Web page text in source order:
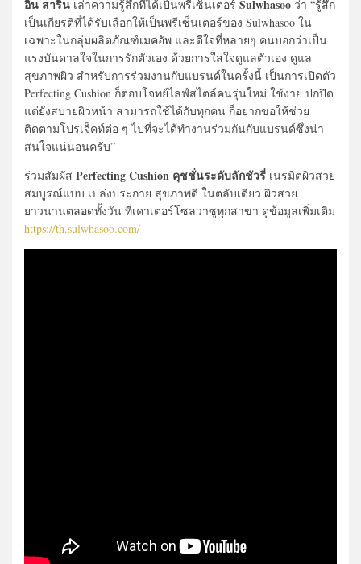
อิน สาริน เล่าความรู้สึกที่ได้เป็นพรีเซ็นเตอร์ Sulwhasoo ว่า “รู้สึก
เป็นเกียรติที่ได้รับเลือกให้เป็นพรีเซ็นเตอร์ของ Sulwhasoo ใน
เฉพาะในกลุ่มผลิตภัณฑ์เมคอัพ และดีใจที่หลายๆ คนบอกว่าเป็น
แรงบันดาลใจในการรักตัวเอง ด้วยการใส่ใจดูแลตัวเอง ดูแล
สุขภาพผิว สำหรับการร่วมงานกับแบรนด์ในครั้งนี้ เป็นการเปิดตัว
Perfecting Cushion ก็ตอบโจทย์ไลฟ์สไตล์คนรุ่นใหม่ ใช้ง่าย ปกปิด
แต่ยังสบายผิวหน้า สามารถใช้ได้กับทุกคน ก็อยากขอให้ช่วย
ติดตามโปรเจ็คท์ต่อ ๆ ไปที่จะได้ทำงานร่วมกันกับแบรนด์ซึ่งน่า
สนใจแน่นอนครับ”
ร่วมสัมผัส Perfecting Cushion คุชชั่นระดับลักชัวรี่ เนรมิตผิวสวย
สมบูรณ์แบบ เปล่งประกาย สุขภาพดี ในตลับเดียว ผิวสวย
ยาวนานตลอดทั้งวัน ที่เคาเตอร์โซลวาซูทุกสาขา ดูข้อมูลเพิ่มเติม
https://th.sulwhasoo.com/